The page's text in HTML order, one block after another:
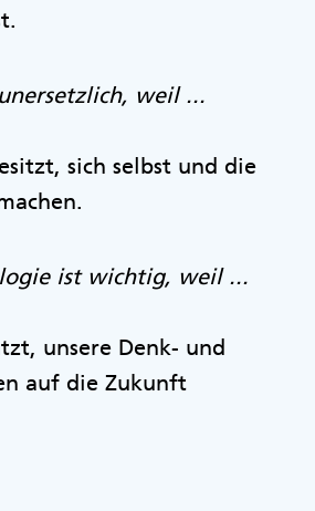
weil ...
sich selbst und die
ist wichtig, weil ...
unsere Denk- und
auf die Zukunft